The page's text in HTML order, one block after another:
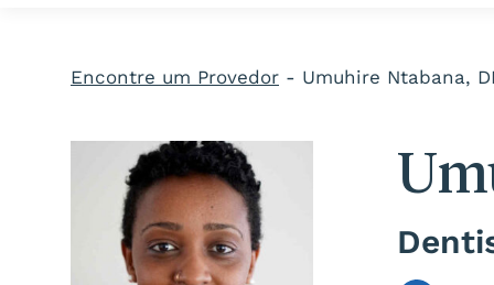
Encontre um Provedor - Umuhire Ntabana,